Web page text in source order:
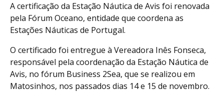
A certificação da Estação Náutica de Avis foi renovada
pela Fórum Oceano, entidade que coordena as
Estações Náuticas de Portugal.
O certificado foi entregue à Vereadora Inês Fonseca,
responsável pela coordenação da Estação Náutica de
Avis, no fórum Business 2Sea, que se realizou em
Matosinhos, nos passados dias 14 e 15 de novembro.